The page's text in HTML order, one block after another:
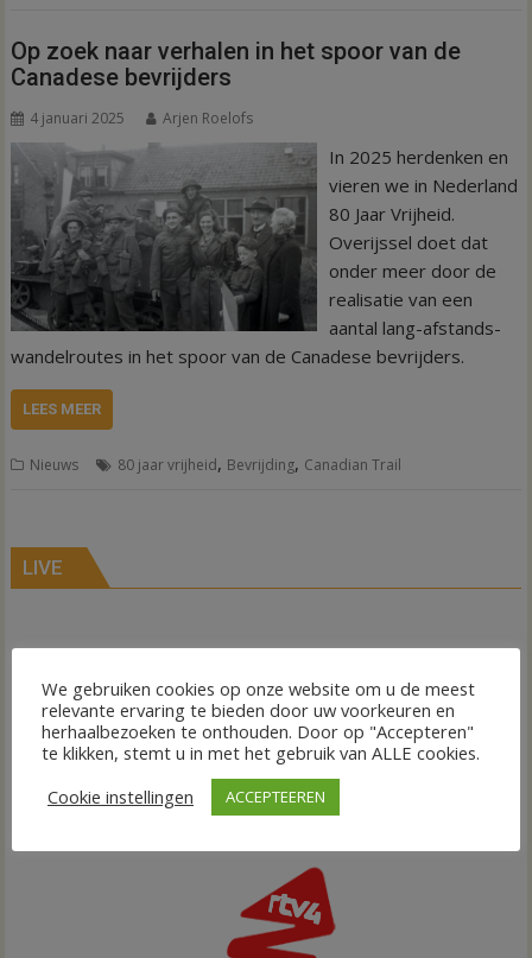
Op zoek naar verhalen in het spoor van de
Canadese bevrijders
4 januari 2025 Arjen Roelofs
In 2025 herdenken en
vieren we in Nederland
80 Jaar Vrijheid.
Overijssel doet dat
onder meer door de
realisatie van een
aantal lang-afstands-
wandelroutes in het spoor van de Canadese bevrijders.
LEES MEER
Nieuws 80 jaar vrijheid, Bevrijding, Canadian Trail
LIVE
We gebruiken cookies op onze website om u de meest
relevante ervaring te bieden door uw voorkeuren en
herhaalbezoeken te onthouden. Door op "Accepteren"
te klikken, stemt u in met het gebruik van ALLE cookies.
Cookie instellingen
ACCEPTEEREN